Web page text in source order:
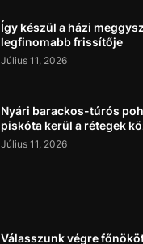
Így készül a házi
legfinomabb frissítője
Július 11, 2026
Nyári barackos-túrós
piskóta kerül a rétegek
Július 11, 2026
Válasszunk végre